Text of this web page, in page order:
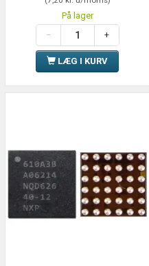
På lager
LÆG I KURV